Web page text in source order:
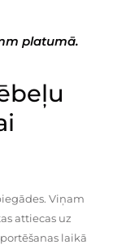
platumā.
Viņam
attiecas uz
laikā